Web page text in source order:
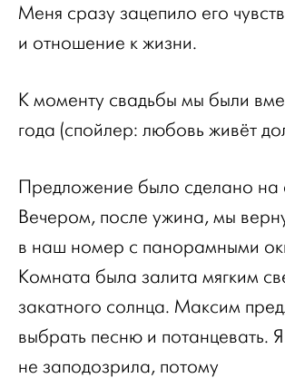
Меня сразу зацепило его
и отношение к жизни.
К моменту свадьбы мы были
года (спойлер: любовь живёт
Предложение было сделано на
Вечером, после ужина, мы
в наш номер с панорамными
Комната была залита мягким
закатного солнца. Максим
выбрать песню и потанцевать.
не заподозрила, потому